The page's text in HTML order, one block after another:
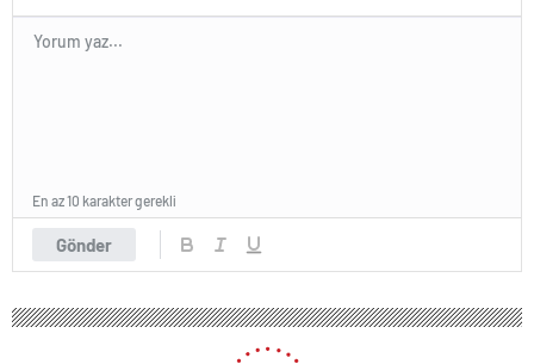
Gönder
En az 10 karakter gerekli